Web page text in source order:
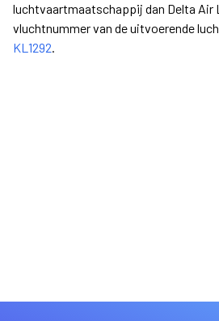
luchtvaartmaatschappij dan Delta Air
vluchtnummer van de uitvoerende
KL1292.